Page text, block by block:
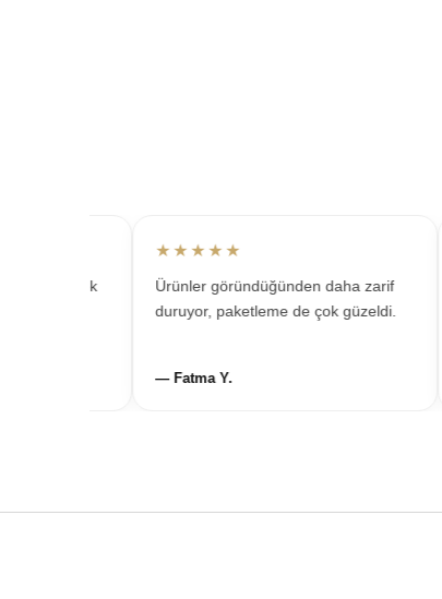
★★★★★
Ürünler göründüğünden daha zarif
duruyor, paketleme de çok güzeldi.
— Fatma Y.